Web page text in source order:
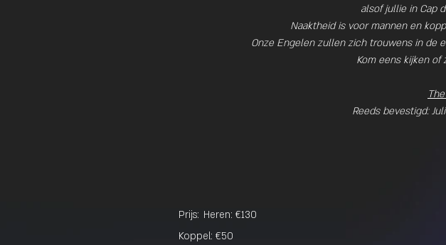
alsof jullie in Cap
Naaktheid is voor mannen en
Onze Engelen zullen zich trouwens in de
Kom eens kijken of
Reeds bevestigd:
Prijs: Heren: €130
Koppel: €50